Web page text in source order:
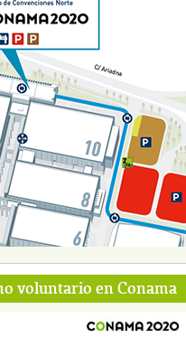
voluntario en Conama